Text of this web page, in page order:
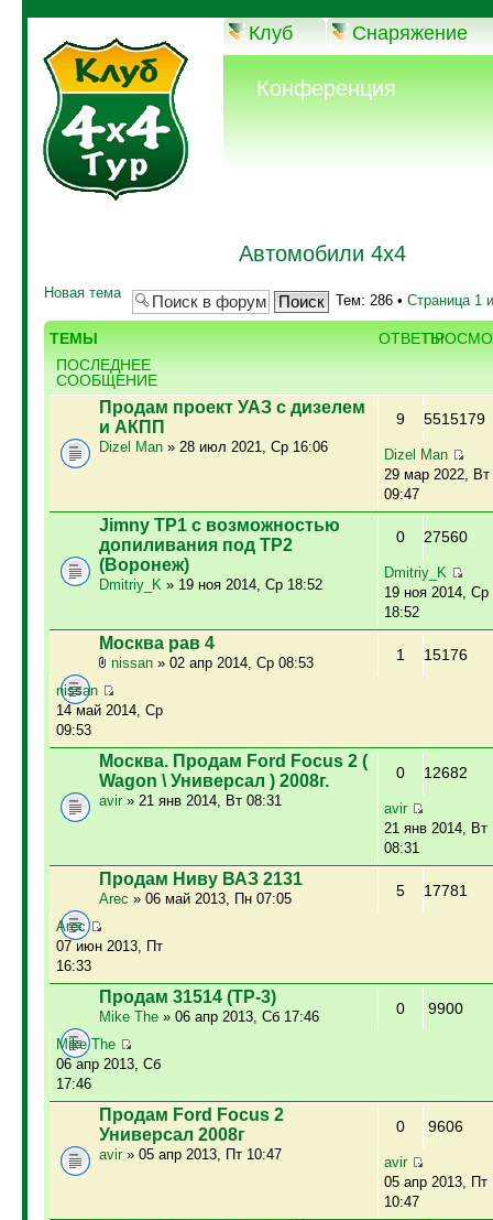
Клуб Снаряжение
Конференция
Автомобили 4х4
Новая тема Тем: 286 • Страница 1
ТЕМЫ ОТВЕТЫ
ПОСЛЕДНЕЕ
СООБЩЕНИЕ
Продам проект УАЗ с дизелем
и АКПП
Dizel Man» 28 июл 2021, Ср 16:06
9 5515179
Dizel Man
29 мар 2022, Вт
09:47
Jimny ТР1 с возможностью
допиливания под ТР2
(Воронеж)
Dmitriy_K» 19 ноя 2014, Ср 18:52
0 27560
Dmitriy_K
19 ноя 2014, Ср
18:52
Москва рав 4
nissan» 02 апр 2014, Ср 08:53 1 15176
nissan
14 май 2014, Ср
09:53
Москва. Продам Ford Focus 2 (
Wagon \ Универсал ) 2008г.
avir» 21 янв 2014, Вт 08:31
0 12682
avir
21 янв 2014, Вт
08:31
Продам Ниву ВАЗ 2131
Arec » 06 май 2013, Пн 07:05 5 17781
Arec
07 июн 2013, Пт
16:33
Продам 31514 (ТР-3)
Mike The» 06 апр 2013, Сб 17:46 0 9900
Mike The
06 апр 2013, Сб
17:46
Продам Ford Focus 2
Универсал 2008г
avir» 05 апр 2013, Пт 10:47
0 9606
avir
05 апр 2013, Пт
10:47